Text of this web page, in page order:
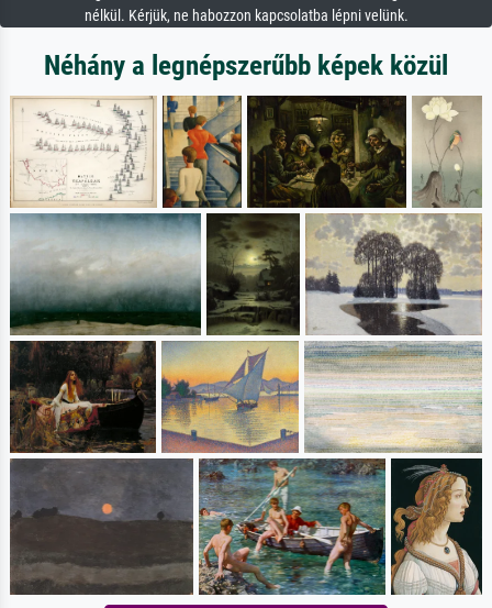
nélkül. Kérjük, ne habozzon kapcsolatba lépni velünk.
Néhány a legnépszerűbb képek közül